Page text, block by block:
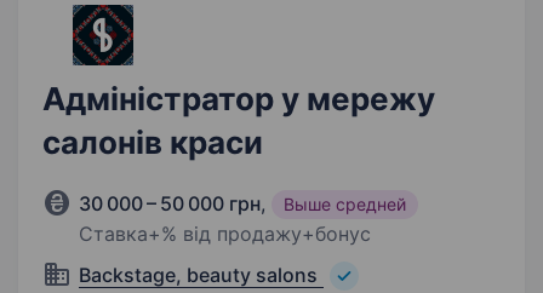
Адміністратор у мережу
салонів краси
30 000 – 50 000 грн, Выше средней
Ставка+% від продажу+бонус
Backstage, beauty salons